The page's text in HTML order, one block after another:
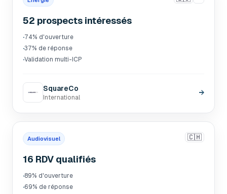
52 prospects intéressés
·74% d'ouverture
·37% de réponse
·Validation multi-ICP
SquareCo
International
→
Audiovisuel 🇨🇭
16 RDV qualifiés
·89% d'ouverture
·69% de réponse